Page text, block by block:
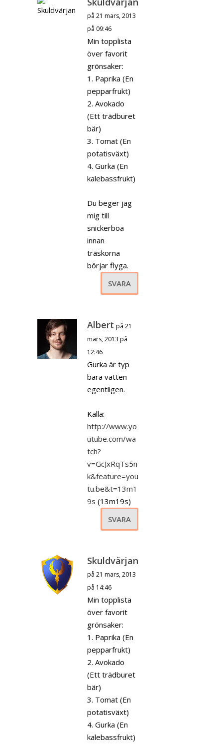
på 21 mars, 2013
på 09:46
Min topplista
över favorit
grönsaker:
1. Paprika (En
pepparfrukt)
2. Avokado
(Ett trädburet
bär)
3. Tomat (En
potatisväxt)
4. Gurka (En
kalebassfrukt)
Du beger jag
mig till
snickerboa
innan
träskorna
börjar flyga.
SVARA
Albert på 21
mars, 2013 på
12:46
Gurka är typ
bara vatten
egentligen.
Källa:
http://www.yo
utube.com/wa
tch?
v=GcJxRqTs5n
k&feature=you
tu.be&t=13m1
9s (13m19s)
SVARA
Skuldvärjan
på 21 mars, 2013
på 14:46
Min topplista
över favorit
grönsaker:
1. Paprika (En
pepparfrukt)
2. Avokado
(Ett trädburet
bär)
3. Tomat (En
potatisväxt)
4. Gurka (En
kalebassfrukt)